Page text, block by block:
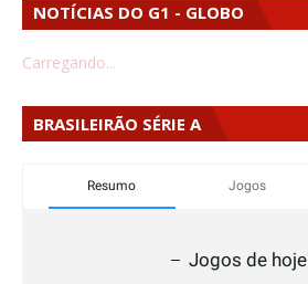
NOTÍCIAS DO G1 - GLOBO
Carregando...
BRASILEIRÃO SÉRIE A
Resumo Jogos
Jogos de hoje